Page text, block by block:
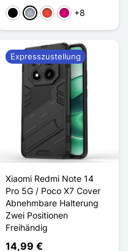
Schwarz
GrauRot Magenta
+8
Xiaomi Redmi Note 14
Pro 5G / Poco X7 Cover
Abnehmbare Halterung
Zwei Positionen
Freihändig
14,99 €
Expresszustellung